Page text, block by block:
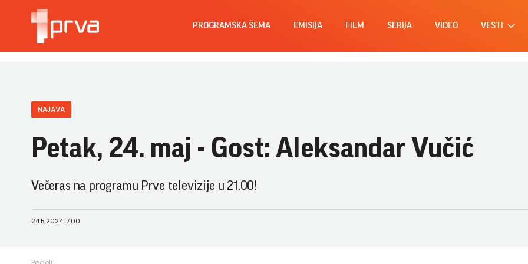
PROGRAMSKA ŠEMA EMISIJA FILM SERIJA VIDEO VESTI
NAJAVA
Petak, 24. maj - Gost: Aleksandar Vučić
Večeras na programu Prve televizije u 21.00!
24.5.2024.|7:00